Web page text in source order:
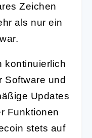
Zeichen
als nur ein
kontinuierlich
Software und
Updates
Funktionen
stets auf